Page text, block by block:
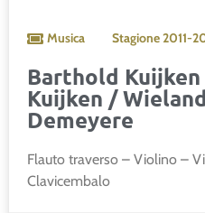
Musica Stagione2011-
Barthold
Kuijken /
Demeyere
Flauto traverso – Violino –
Clavicembalo